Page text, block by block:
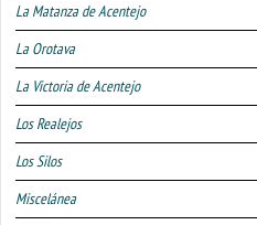
La Matanza de Acentejo
La Orotava
La Victoria de Acentejo
Los Realejos
Los Silos
Miscelánea